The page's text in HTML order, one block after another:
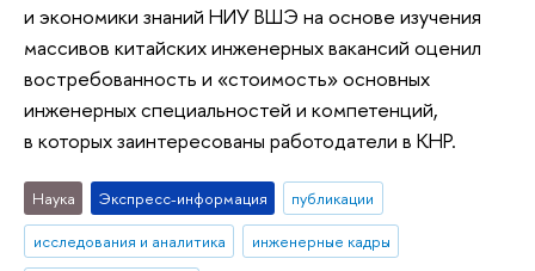
и экономики знаний НИУ ВШЭ на основе изучения
массивов китайских инженерных вакансий оценил
востребованность и «стоимость» основных
инженерных специальностей и компетенций,
в которых заинтересованы работодатели в КНР.
Наука Экспресс-информация
публикации
исследования и аналитика
инженерные кадры